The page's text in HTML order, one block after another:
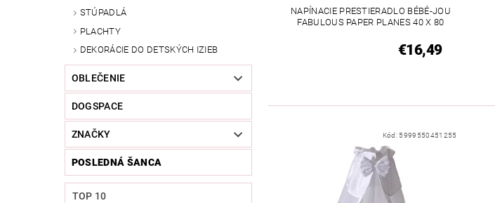
STÚPADLÁ
PLACHTY
DEKORÁCIE DO DETSKÝCH IZIEB
OBLEČENIE
DOGSPACE
ZNAČKY
POSLEDNÁ ŠANCA
TOP 10
NAPÍNACIE PRESTIERADLO BÉBÉ-JOU
FABULOUS PAPER PLANES 40 X 80
€16,49
Kód: 5999550451255